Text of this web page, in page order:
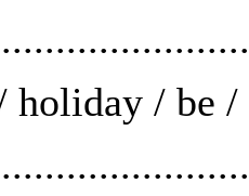
holiday / be